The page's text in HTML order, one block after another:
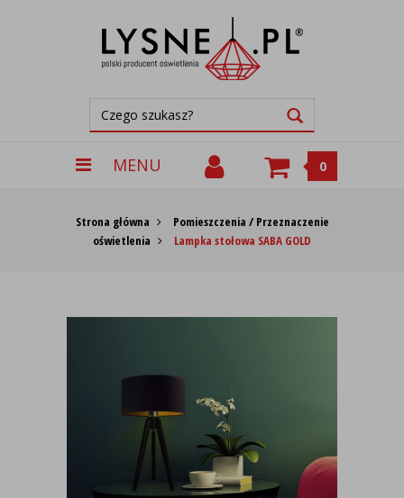
MENU 0
Strona główna
Pomieszczenia / Przeznaczenie
oświetlenia
Lampka stołowa SABA GOLD